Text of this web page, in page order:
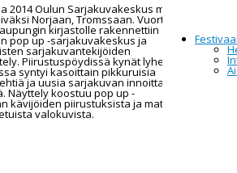
2014 Oulun Sarjakuvakeskus muutti
Norjaan, Tromssaan. Vuorten
kirjastolle rakennettiin
pop up -sarjakuvakeskus ja
sarjakuvantekijöiden
Piirustuspöydissä kynät lyhenivät
syntyi kasoittain pikkuruisia
ja uusia sarjakuvan innoittamia
Näyttely koostuu pop up -
kävijöiden piirustuksista ja matkan
valokuvista.